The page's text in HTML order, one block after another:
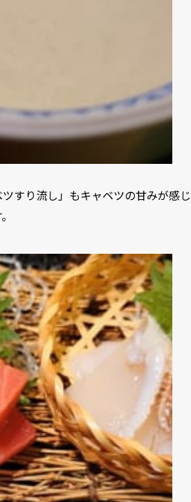
すり流し」もキャベツの甘みが感じ